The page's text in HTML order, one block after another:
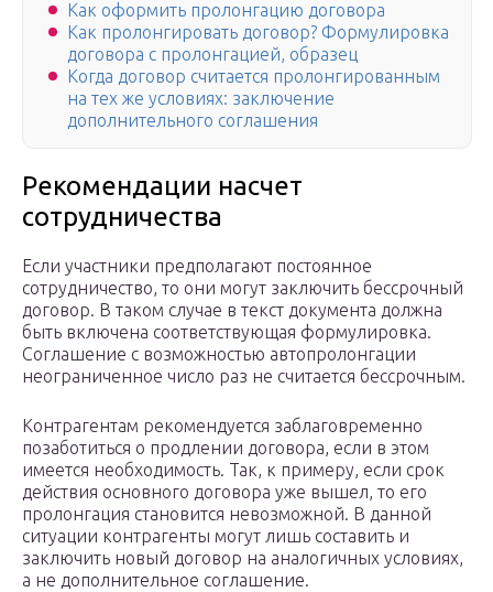
Как оформить пролонгацию договора
Как пролонгировать договор? Формулировка
договора с пролонгацией, образец
Когда договор считается пролонгированным
на тех же условиях: заключение
дополнительного соглашения
Рекомендации насчет
сотрудничества
Если участники предполагают постоянное
сотрудничество, то они могут заключить бессрочный
договор. В таком случае в текст документа должна
быть включена соответствующая формулировка.
Соглашение с возможностью автопролонгации
неограниченное число раз не считается бессрочным.
Контрагентам рекомендуется заблаговременно
позаботиться о продлении договора, если в этом
имеется необходимость. Так, к примеру, если срок
действия основного договора уже вышел, то его
пролонгация становится невозможной. В данной
ситуации контрагенты могут лишь составить и
заключить новый договор на аналогичных условиях,
а не дополнительное соглашение.